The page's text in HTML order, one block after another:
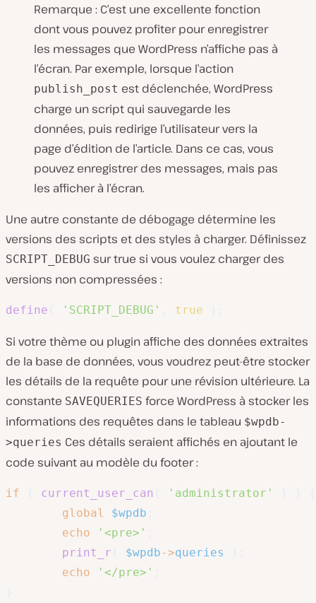
Remarque : C’est une excellente fonction
dont vous pouvez profiter pour enregistrer
les messages que WordPress n’affiche pas à
l’écran. Par exemple, lorsque l’action
publish_post est déclenchée, WordPress
charge un script qui sauvegarde les
données, puis redirige l’utilisateur vers la
page d’édition de l’article. Dans ce cas, vous
pouvez enregistrer des messages, mais pas
les afficher à l’écran.
Une autre constante de débogage détermine les
versions des scripts et des styles à charger. Définissez
SCRIPT_DEBUG sur true si vous voulez charger des
versions non compressées :
define 'SCRIPT_DEBUG' true
Si votre thème ou plugin affiche des données extraites
de la base de données, vous voudrez peut-être stocker
les détails de la requête pour une révision ultérieure. La
constante SAVEQUERIES force WordPress à stocker les
informations des requêtes dans le tableau $wpdb-
>queries Ces détails seraient affichés en ajoutant le
code suivant au modèle du footer :
if current_user_can 'administrator'
global
$wpdb
echo
'<pre>'
print_r
$wpdb->queries
echo
'</pre>'